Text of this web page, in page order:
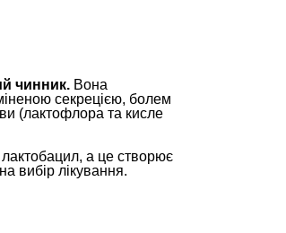
чинник. Вона
секрецією, болем
(лактофлора та кисле
лактобацил, а це створює
вибір лікування.